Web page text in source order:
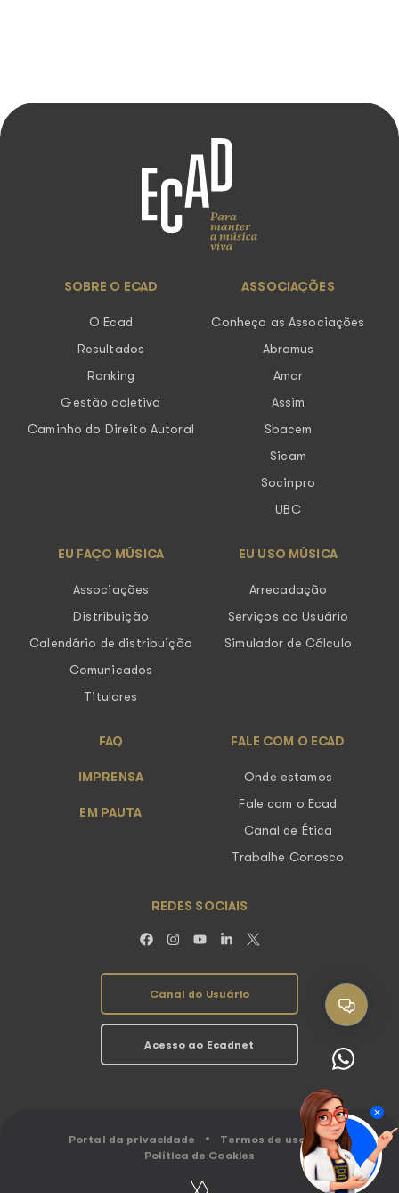
SOBRE O ECAD
O Ecad
Resultados
Ranking
Gestão coletiva
Caminho do Direito Autoral
ASSOCIAÇÕES
Conheça as Associações
Abramus
Amar
Assim
Sbacem
Sicam
Socinpro
UBC
EU FAÇO MÚSICA
Associações
Distribuição
Calendário de distribuição
Comunicados
Titulares
EU USO MÚSICA
Arrecadação
Serviços ao Usuário
Simulador de Cálculo
FAQ
IMPRENSA
EM PAUTA
FALE COM O ECAD
Onde estamos
Fale com o Ecad
Canal de Ética
Trabalhe Conosco
REDES SOCIAIS
Canal do Usuário
Acesso ao Ecadnet
Portal da privacidade
Termos de uso
Política de Cookies